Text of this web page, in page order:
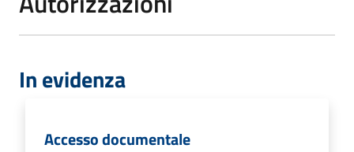
In evidenza
Accesso documentale